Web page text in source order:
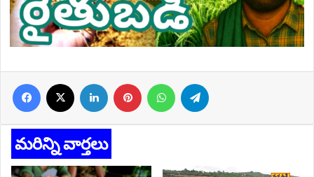
Facebook LinkedIn Pinterest WhatsApp
మరిన్ని వార్తలు